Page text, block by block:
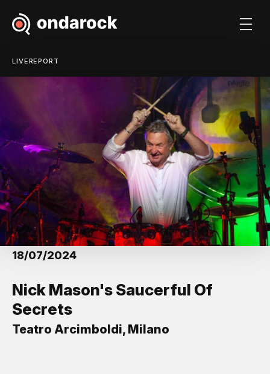
LIVEREPORT
18/07/2024
Nick Mason's Saucerful Of
Secrets
Teatro Arcimboldi, Milano